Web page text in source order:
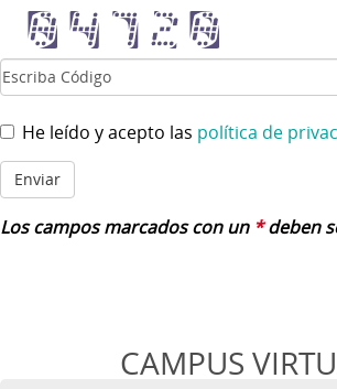
He leído y acepto las política de
Enviar
Los campos marcados con un *deben
CAMPUS